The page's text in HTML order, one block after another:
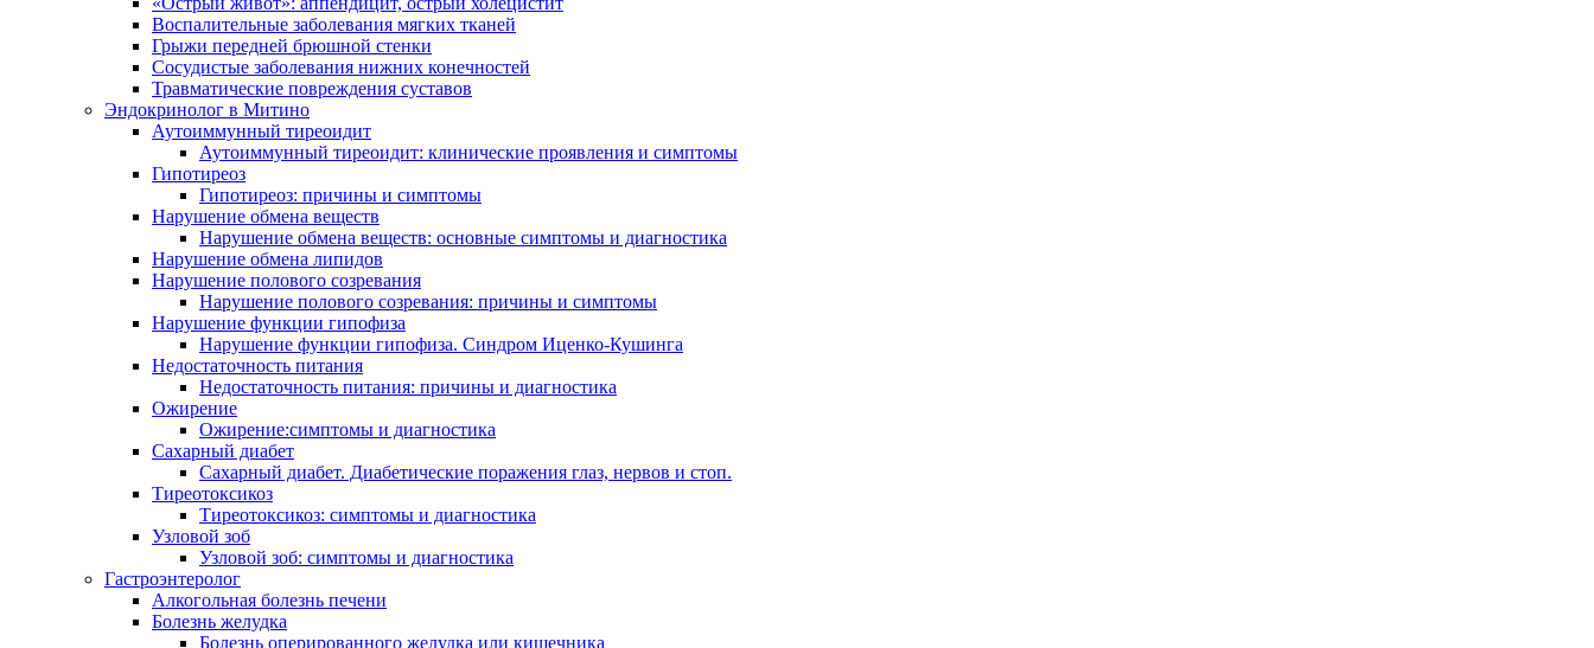
Воспалительные заболевания мягких тканей
Грыжи передней брюшной стенки
Сосудистые заболевания нижних конечностей
Травматические повреждения суставов
Эндокринолог в Митино
Аутоиммунный тиреоидит
Аутоиммунный тиреоидит: клинические проявления и симптомы
Гипотиреоз
Гипотиреоз: причины и симптомы
Нарушение обмена веществ
Нарушение обмена веществ: основные симптомы и диагностика
Нарушение обмена липидов
Нарушение полового созревания
Нарушение полового созревания: причины и симптомы
Нарушение функции гипофиза
Нарушение функции гипофиза. Синдром Иценко-Кушинга
Недостаточность питания
Недостаточность питания: причины и диагностика
Ожирение
Ожирение:симптомы и диагностика
Сахарный диабет
Сахарный диабет. Диабетические поражения глаз, нервов и стоп.
Тиреотоксикоз
Тиреотоксикоз: симптомы и диагностика
Узловой зоб
Узловой зоб: симптомы и диагностика
Гастроэнтеролог
Алкогольная болезнь печени
Болезнь желудка
Болезнь оперированного желудка или кишечника